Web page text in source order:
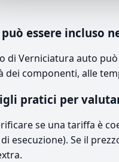
può essere incluso
di Verniciatura auto
dei componenti, alle
pratici per
se una tariffa è
esecuzione). Se il